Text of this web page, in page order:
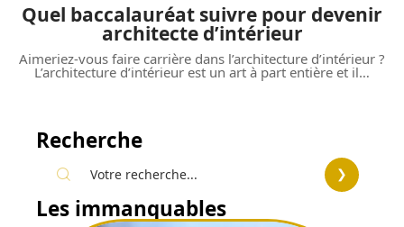
Quel baccalauréat suivre pour devenir
architecte d’intérieur
Aimeriez-vous faire carrière dans l’architecture d’intérieur ?
L’architecture d’intérieur est un art à part entière et il…
Recherche
Les immanquables